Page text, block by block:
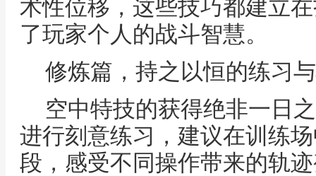
术性位移，这些技巧都建立
了玩家个人的战斗智慧。
修炼篇，持之以恒的练习
空中特技的获得绝非一日
进行刻意练习，建议在训练
段，感受不同操作带来的轨